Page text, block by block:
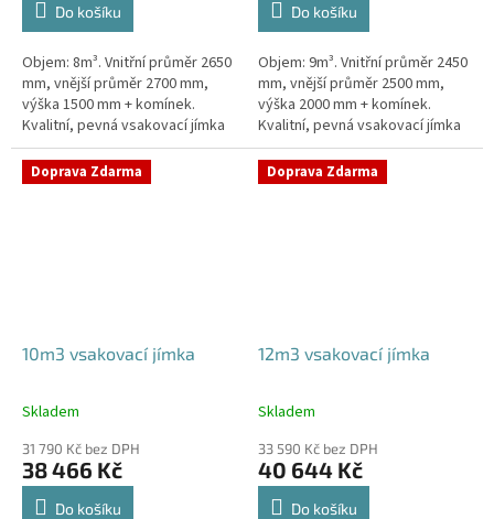
Do košíku
Objem: 8m³. Vnitřní průměr 2650
mm, vnější průměr 2700 mm,
výška 1500 mm + komínek.
Kvalitní, pevná vsakovací jímka
(nádrž) bez potřeby
obetonování Průměr přítoku a
odtoku +...
Do košíku
Objem: 9m³. Vnitřní průměr 2450
mm, vnější průměr 2500 mm,
výška 2000 mm + komínek.
Kvalitní, pevná vsakovací jímka
(nádrž) bez potřeby
obetonování Průměr přítoku a
odtoku +...
Doprava Zdarma
10m3 vsakovací jímka
Průměrné
produktu
je
5,0
Skladem
31 790 Kč bez DPH
38 466 Kč
Do košíku
Doprava Zdarma
12m3 vsakovací jímka
Průměrné
produktu
je
5,0
Skladem
33 590 Kč bez DPH
40 644 Kč
Do košíku